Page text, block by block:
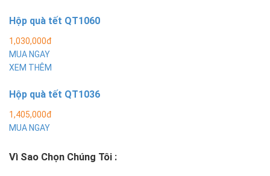
Hộp quà tết QT1060
1,030,000đ
MUA NGAY
XEM THÊM
Hộp quà tết QT1036
1,405,000đ
MUA NGAY
Vì Sao Chọn Chúng Tôi :